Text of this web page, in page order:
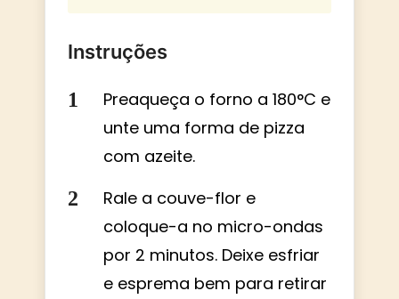
Instruções
Preaqueça o forno a 180°C e
unte uma forma de pizza
com azeite.
Rale a couve-flor e
coloque-a no micro-ondas
por 2 minutos. Deixe esfriar
e esprema bem para retirar